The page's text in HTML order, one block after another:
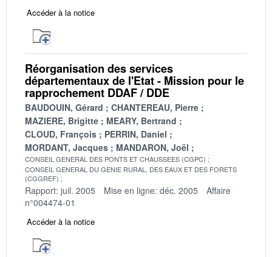
Accéder à la notice
Réorganisation des services
départementaux de l'Etat - Mission pour le
rapprochement DDAF / DDE
BAUDOUIN, Gérard
CHANTEREAU, Pierre
MAZIERE, Brigitte
MEARY, Bertrand
CLOUD, François
PERRIN, Daniel
MORDANT, Jacques
MANDARON, Joël
CONSEIL GENERAL DES PONTS ET CHAUSSEES (CGPC)
CONSEIL GENERAL DU GENIE RURAL, DES EAUX ET DES FORETS
(CGGREF)
Rapport: juil. 2005 Mise en ligne: déc. 2005
Affaire
n°004474-01
Accéder à la notice